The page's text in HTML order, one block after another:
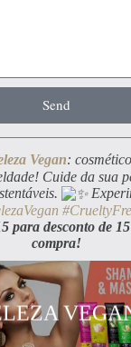
Send
Vegan:
Cuide da sua
para desconto de
compra!